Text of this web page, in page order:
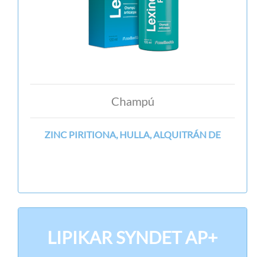
Champú
ZINC PIRITIONA, HULLA, ALQUITRÁN DE
LIPIKAR SYNDET AP+